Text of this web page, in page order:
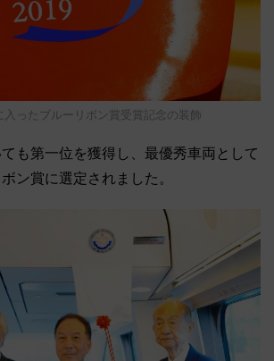
入ったブルーリボン賞受賞記念の装飾
も第一位を獲得し、最優秀車両として
ン賞に選定されました。